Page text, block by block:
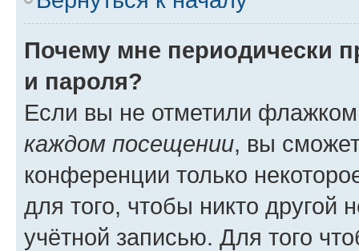
Почему мне периодически
и пароля?
Если вы не отметили
каждом посещении, вы
конференции только
для того, чтобы никто другой
учётной записью. Для того